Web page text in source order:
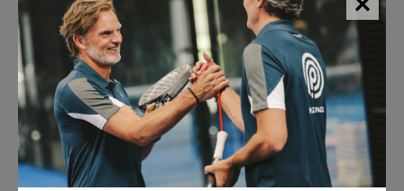
LEES MEER